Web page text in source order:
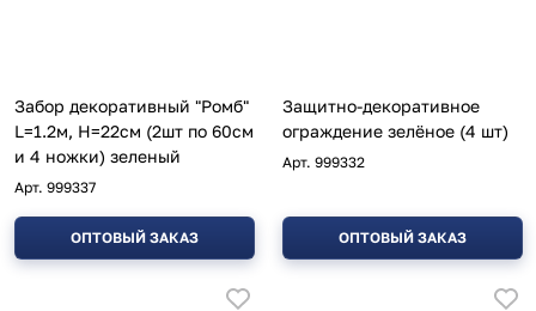
Забор декоративный "Ромб"
L=1.2м, H=22см (2шт по 60см
и 4 ножки) зеленый
Арт. 999337
ОПТОВЫЙ ЗАКАЗ
Защитно-декоративное
ограждение зелёное (4 шт)
Арт. 999332
ОПТОВЫЙ ЗАКАЗ